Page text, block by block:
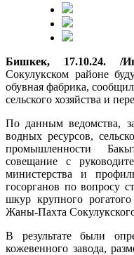
Бишкек, 17.10.24. /
Сокулукском районе
обувная фабрика,
сельского хозяйства и
По данным ведомства,
водных ресурсов,
промышленности
совещание с
министерства и
госорганов по вопросу
шкур крупного
Жаны-Пахта
В результате были
кожевенного завода,